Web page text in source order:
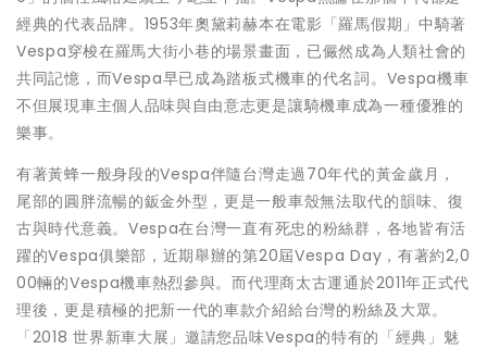
經典的代表品牌。1953年奧黛莉赫本在電影「羅馬假期」中騎著
Vespa穿梭在羅馬大街小巷的場景畫面，已儼然成為人類社會的
共同記憶，而Vespa早已成為踏板式機車的代名詞。Vespa機車
不但展現車主個人品味與自由意志更是讓騎機車成為一種優雅的
樂事。
有著黃蜂一般身段的Vespa伴隨台灣走過70年代的黃金歲月，
尾部的圓胖流暢的鈑金外型，更是一般車殼無法取代的韻味、復
古與時代意義。Vespa在台灣一直有死忠的粉絲群，各地皆有活
躍的Vespa俱樂部，近期舉辦的第20屆Vespa Day，有著約2,0
00輛的Vespa機車熱烈參與。而代理商太古運通於2011年正式代
理後，更是積極的把新一代的車款介紹給台灣的粉絲及大眾。
「2018 世界新車大展」邀請您品味Vespa的特有的「經典」魅